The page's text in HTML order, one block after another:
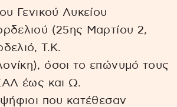
Γενικού Λυκείου
(25ης Μαρτίου 2,
Τ.Κ.
όσοι το επώνυμό τους
έως και Ω.
που κατέθεσαν